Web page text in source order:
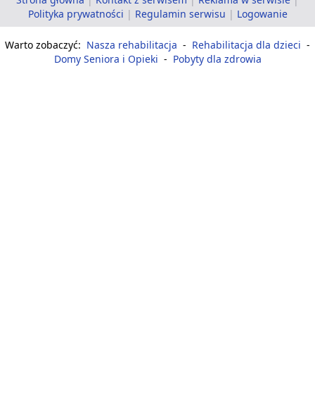
Polityka prywatności | Regulamin serwisu | Logowanie
Warto zobaczyć: Nasza rehabilitacja - Rehabilitacja dla dzieci -
Domy Seniora i Opieki - Pobyty dla zdrowia